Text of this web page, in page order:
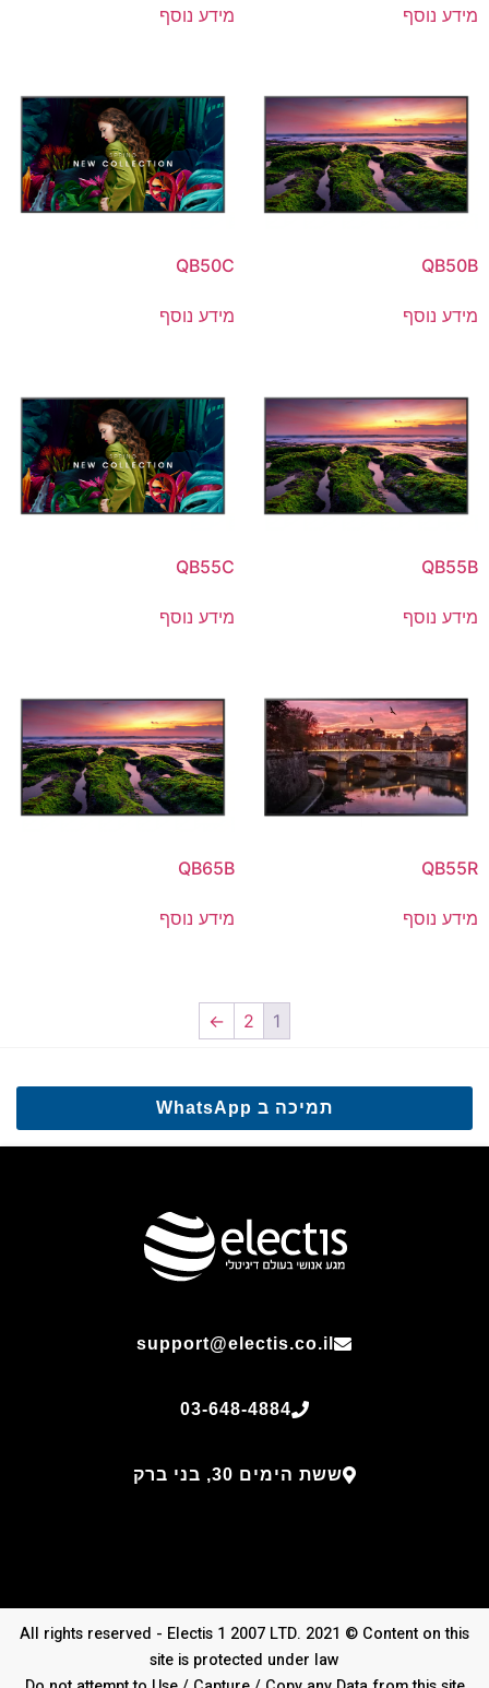
מידע נוסף מידע נוסף
QB50B
מידע נוסף
QB50C
מידע נוסף
QB55B
מידע נוסף
QB55C
מידע נוסף
QB55R
מידע נוסף
QB65B
מידע נוסף
1
2
←
תמיכה ב WhatsApp
support@electis.co.il
03-648-4884
ששת הימים 30, בני ברק
All rights reserved - Electis 1 2007 LTD. 2021 © Content on this
site is protected under law